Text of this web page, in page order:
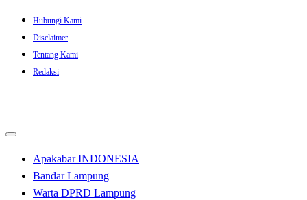
Skip
content
Hubungi Kami
Disclaimer
Tentang Kami
Redaksi
Apakabar INDONESIA
Bandar Lampung
Warta DPRD Lampung